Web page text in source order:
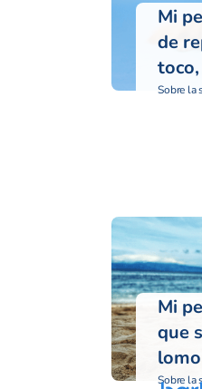
Mi
de
Sobre la
Mi
que
Sobre la